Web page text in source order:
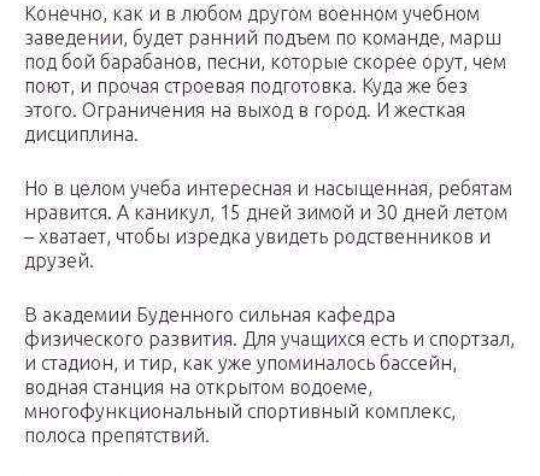
Конечно, как и в любом другом военном учебном
заведении, будет ранний подъем по команде, марш
под бой барабанов, песни, которые скорее орут, чем
поют, и прочая строевая подготовка. Куда же без
этого. Ограничения на выход в город. И жесткая
дисциплина.
Но в целом учеба интересная и насыщенная, ребятам
нравится. А каникул, 15 дней зимой и 30 дней летом
– хватает, чтобы изредка увидеть родственников и
друзей.
В академии Буденного сильная кафедра
физического развития. Для учащихся есть и спортзал,
и стадион, и тир, как уже упоминалось бассейн,
водная станция на открытом водоеме,
многофункциональный спортивный комплекс,
полоса препятствий.